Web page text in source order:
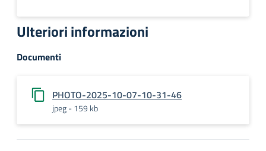
Ulteriori informazioni
Documenti
PHOTO-2025-10-07-10-31-46
jpeg - 159 kb